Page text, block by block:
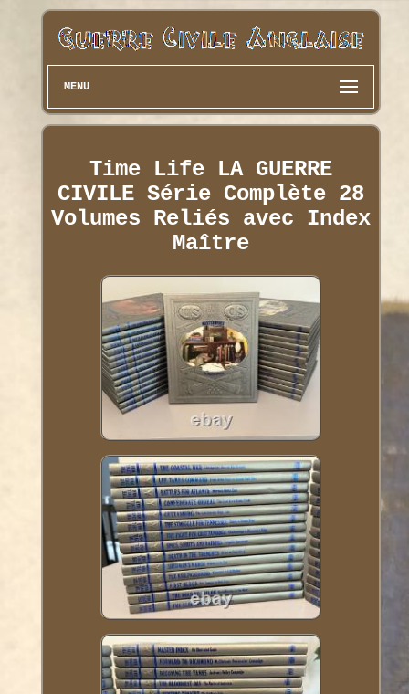
MENU
Time Life LA GUERRE
CIVILE Série Complète 28
Volumes Reliés avec Index
Maître